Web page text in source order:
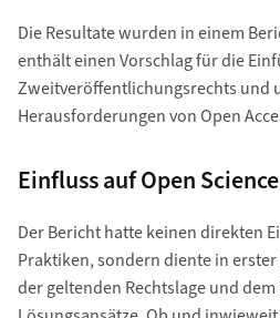
Die Resultate wurden in einem
enthält einen Vorschlag für die
Zweitveröffentlichungsrechts und
Herausforderungen von Open
Einfluss auf Open
Der Bericht hatte keinen direkten
Praktiken, sondern diente in
der geltenden Rechtslage und